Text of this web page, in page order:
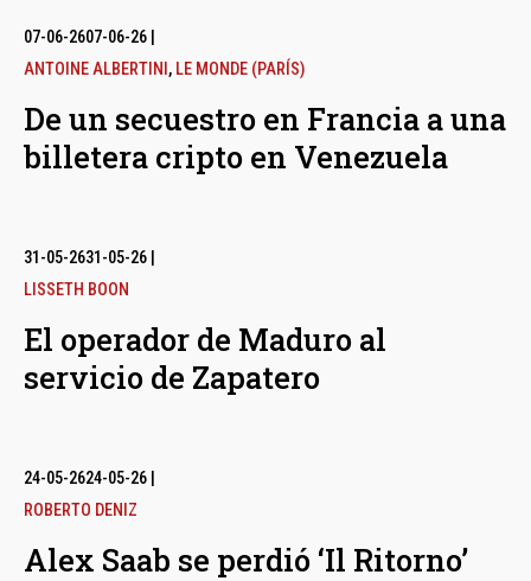
07-06-2607-06-26
ANTOINE ALBERTINI , LE MONDE (PARÍS)
De un secuestro en Francia a una
billetera cripto en Venezuela
31-05-2631-05-26
LISSETH BOON
El operador de Maduro al
servicio de Zapatero
24-05-2624-05-26
ROBERTO DENIZ
Alex Saab se perdió ‘Il Ritorno’